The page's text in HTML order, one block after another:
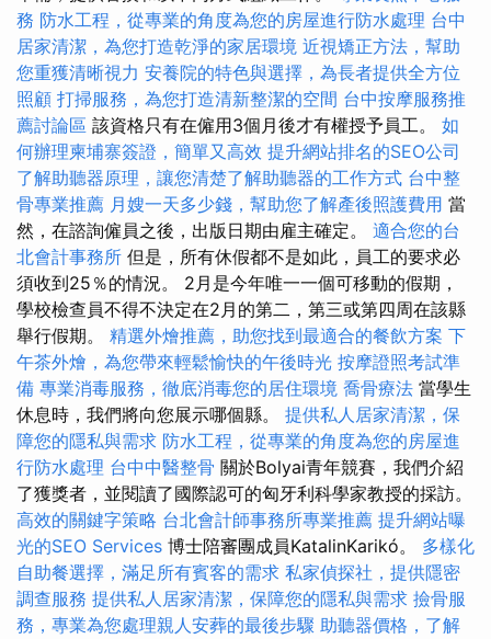
務 防水工程，從專業的角度為您的房屋進行防水處理 台中
居家清潔，為您打造乾淨的家居環境 近視矯正方法，幫助
您重獲清晰視力 安養院的特色與選擇，為長者提供全方位
照顧 打掃服務，為您打造清新整潔的空間 台中按摩服務推
薦討論區 該資格只有在僱用3個月後才有權授予員工。 如
何辦理柬埔寨簽證，簡單又高效 提升網站排名的SEO公司
了解助聽器原理，讓您清楚了解助聽器的工作方式 台中整
骨專業推薦 月嫂一天多少錢，幫助您了解產後照護費用 當
然，在諮詢僱員之後，出版日期由雇主確定。 適合您的台
北會計事務所 但是，所有休假都不是如此，員工的要求必
須收到25％的情況。 2月是今年唯一一個可移動的假期，
學校檢查員不得不決定在2月的第二，第三或第四周在該縣
舉行假期。 精選外燴推薦，助您找到最適合的餐飲方案 下
午茶外燴，為您帶來輕鬆愉快的午後時光 按摩證照考試準
備 專業消毒服務，徹底消毒您的居住環境 喬骨療法 當學生
休息時，我們將向您展示哪個縣。 提供私人居家清潔，保
障您的隱私與需求 防水工程，從專業的角度為您的房屋進
行防水處理 台中中醫整骨 關於Bolyai青年競賽，我們介紹
了獲獎者，並閱讀了國際認可的匈牙利科學家教授的採訪。
高效的關鍵字策略 台北會計師事務所專業推薦 提升網站曝
光的SEO Services 博士陪審團成員KatalinKarikó。 多樣化
自助餐選擇，滿足所有賓客的需求 私家偵探社，提供隱密
調查服務 提供私人居家清潔，保障您的隱私與需求 撿骨服
務，專業為您處理親人安葬的最後步驟 助聽器價格，了解